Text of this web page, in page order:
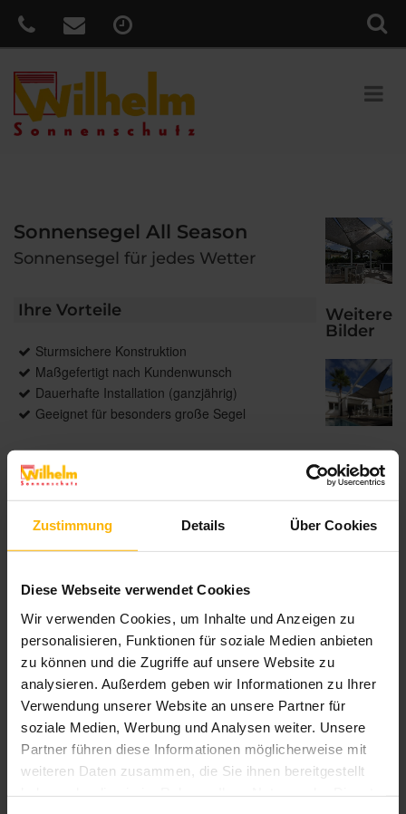
Zustimmung Details Über Cookies
Diese Webseite verwendet Cookies
Wir verwenden Cookies, um Inhalte und Anzeigen zu
personalisieren, Funktionen für soziale Medien anbieten
zu können und die Zugriffe auf unsere Website zu
analysieren. Außerdem geben wir Informationen zu Ihrer
Verwendung unserer Website an unsere Partner für
soziale Medien, Werbung und Analysen weiter. Unsere
Partner führen diese Informationen möglicherweise mit
weiteren Daten zusammen, die Sie ihnen bereitgestellt
Sonnensegel All Season
Sonnensegel für jedes Wetter
Ihre Vorteile
Sturmsichere Konstruktion
Maßgefertigt nach Kundenwunsch
Dauerhafte Installation (ganzjährig)
Geeignet für besonders große Segel
Produktdetails
Netzgewebe in 16 Farben
Produktbeschreibung
Das fest installierte Sonnensegel All Season spendet
ganzjährig angenehmen Schatten. Dank der
robusten Konstruktion ist es auch für große Flächen
hervorragend geeignet. Das stabile Segel ist nicht
Weitere
Bilder